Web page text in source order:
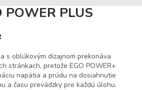
POWER PLUS
s oblúkovým dizajnom prekonáva
stránkach, pretože EGO POWER+
napätia a prúdu na dosiahnutie
a času prevádzky pre každú úlohu.